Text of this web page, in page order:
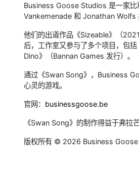
Business Goose Studios 是一家比
Vankemenade 和 Jonathan Wolfs
他们的出道作品《Sizeable》（
后，工作室又参与了多个项目，包
Dino》（Bannan Games 发行）。
通过《Swan Song》，Business
心灵的游戏。
官网： businessgoose.be
《Swan Song》的制作得益于弗拉
版权所有 © 2026 Business Goose